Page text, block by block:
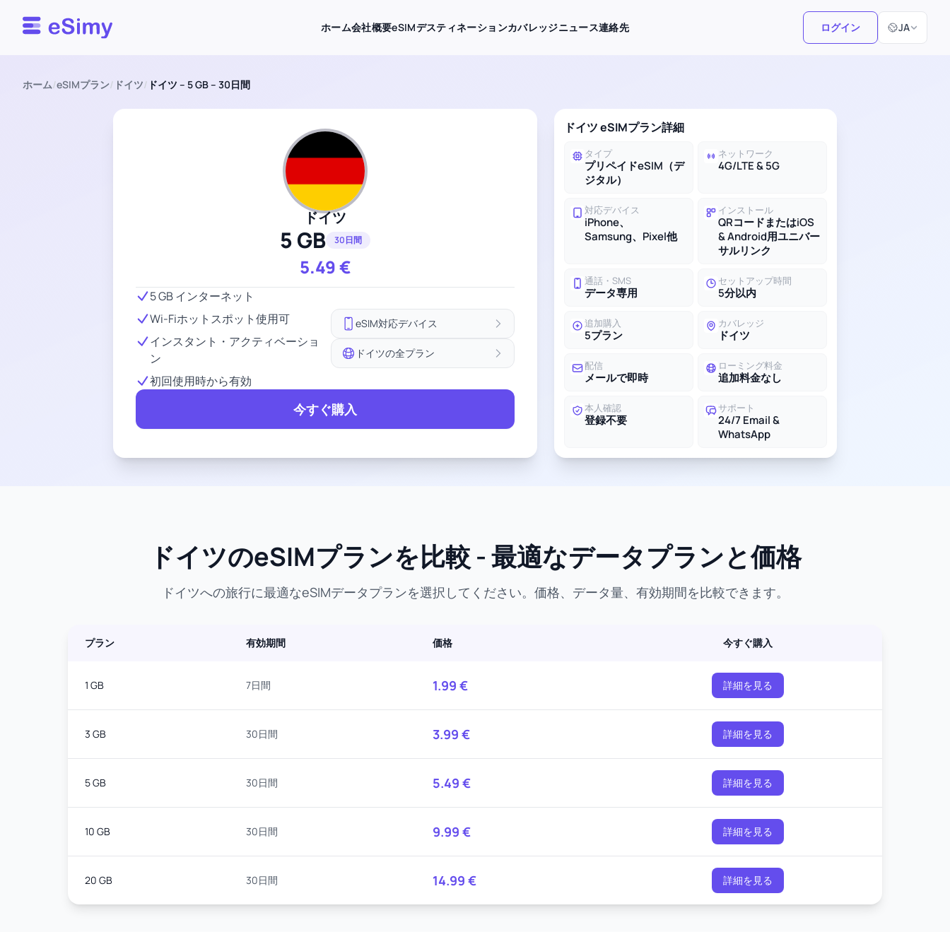
Esimy ホーム会社概要eSIMデスティネーションカバレッジニュース連絡先 ログイン JA
言語選択
ホーム/eSIMプラン/ ドイツ/ ドイツ – 5 GB – 30日間
ドイツ
5 GB 30日間
5.49€
5 GB インターネット
Wi-Fiホットスポット使用可
インスタント・アクティベーショ
ン
初回使用時から有効
eSIM対応デバイス
ドイツの全プラン
今すぐ購入
ドイツ eSIMプラン詳細
タイプ
プリペイドeSIM（デ
ジタル）
ネットワーク
4G/LTE & 5G
対応デバイス
iPhone、
Samsung、Pixel他
インストール
QRコードまたはiOS
& Android用ユニバー
サルリンク
通話・SMS
データ専用
セットアップ時間
5分以内
追加購入
5プラン
カバレッジ
ドイツ
配信
メールで即時
ローミング料金
追加料金なし
本人確認
登録不要
サポート
24/7 Email &
WhatsApp
ドイツのeSIMプランを比較 - 最適なデータプランと価格
ドイツへの旅行に最適なeSIMデータプランを選択してください。価格、データ量、有効期間を比較できます。
プラン 有効期間 価格 今すぐ購入
1 GB 7日間 1.99 € 詳細を見る
3 GB 30日間 3.99 € 詳細を見る
5 GB 30日間 5.49 € 詳細を見る
10 GB 30日間 9.99 € 詳細を見る
20 GB 30日間 14.99 € 詳細を見る